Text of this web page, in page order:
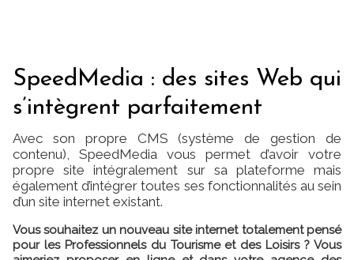
SpeedMedia : des sites Web qui
s’intègrent parfaitement
Avec son propre CMS (système de gestion de
contenu), SpeedMedia vous permet d’avoir votre
propre site intégralement sur sa plateforme mais
également d’intégrer toutes ses fonctionnalités au sein
d’un site internet existant.
Vous souhaitez un nouveau site internet totalement pensé
pour les Professionnels du Tourisme et des Loisirs ? Vous